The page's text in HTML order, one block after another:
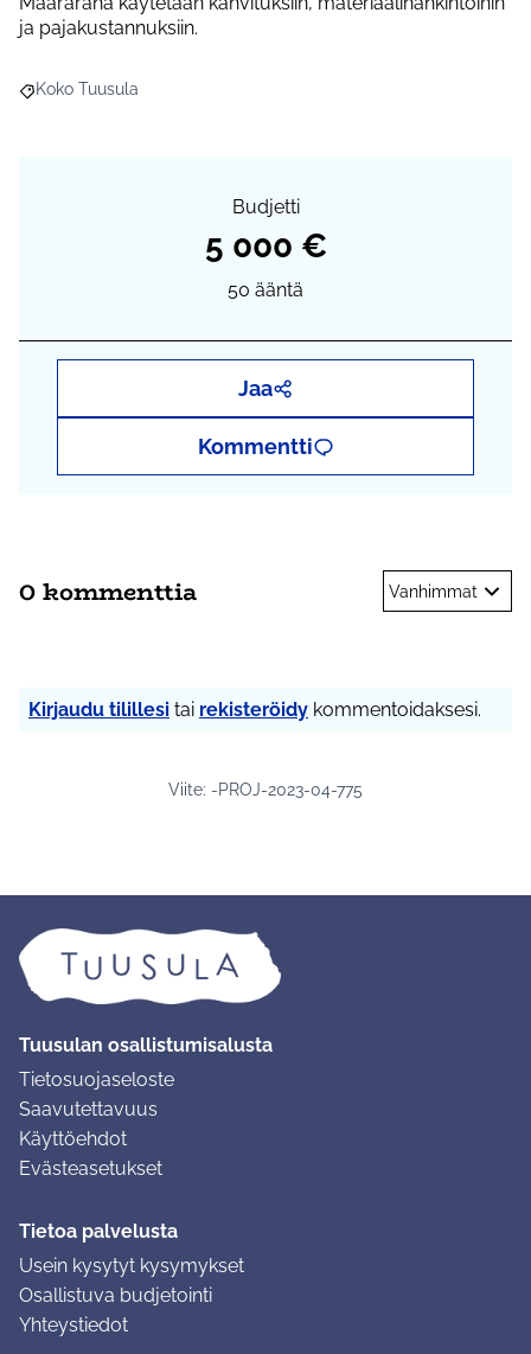
ja pajakustannuksiin.
Rajaa tulokset aihepiirin mukaan: Koko Tuusula
Koko Tuusula
Budjetti
5 000 €
50 ääntä
Jaa
Kommentti
0 kommenttia Vanhimmat
Kirjaudu tilillesi tai rekisteröidy kommentoidaksesi.
Viite: -PROJ-2023-04-775
Tuusulan osallistumisalusta
Tietosuojaseloste
Saavutettavuus
Käyttöehdot
Evästeasetukset
Tietoa palvelusta
Usein kysytyt kysymykset
Osallistuva budjetointi
Yhteystiedot